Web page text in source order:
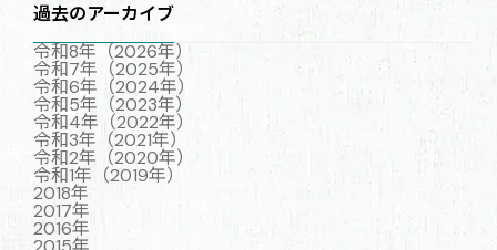
過去のアーカイブ
令和8年（2026年）
令和7年（2025年）
令和6年（2024年）
令和5年（2023年）
令和4年（2022年）
令和3年（2021年）
令和2年（2020年）
令和1年（2019年）
2018年
2017年
2016年